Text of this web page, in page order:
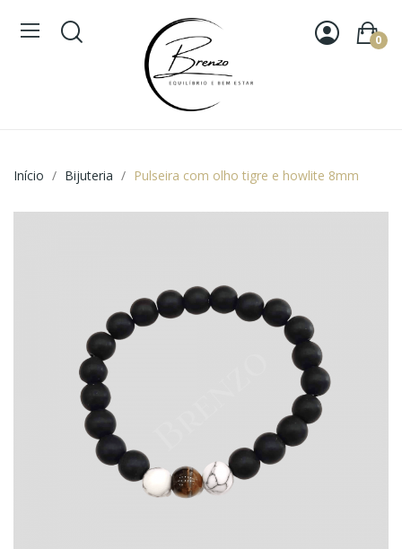
0
Início Bijuteria Pulseira com olho tigre e howlite 8mm